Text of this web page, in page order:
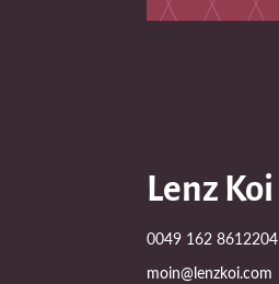
Lenz Koi
0049 162 8612204
moin@lenzkoi.com